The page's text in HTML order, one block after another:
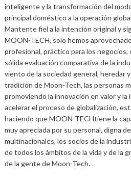
inteligente y la transformación del
principal doméstico a la operación
Mantente fiel a la intención original y
MOON-TECH, solo hemos
profesional, práctico para los negocios,
sólida evaluación comparativa de la
viento de la sociedad general, heredar
tradición de Moon-Tech, las personas
promoviendo la innovación en valor y
acelerar el proceso de globalización,
haciendo que MOON-TECHtiene la
muy apreciada por su personal, digna
multinacionales, los socios de la
de todos los ámbitos de la vida y de la
de la gente de Moon-Tech.